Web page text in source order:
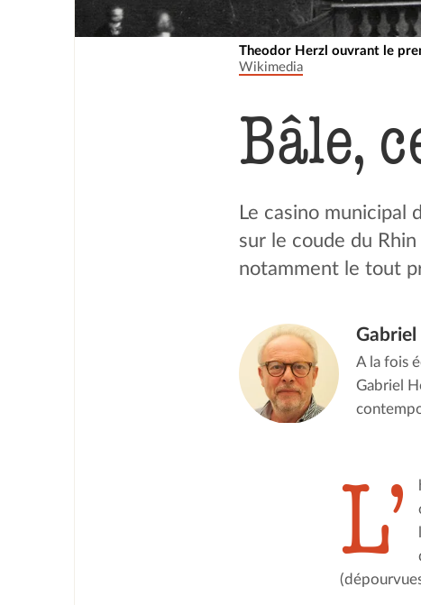
Theodor Herzl ouvrant le
Wikimedia
Bâle,
Le casino municipal
sur le coude du
notamment le tout
Gabriel
A la fois
Gabriel
L’